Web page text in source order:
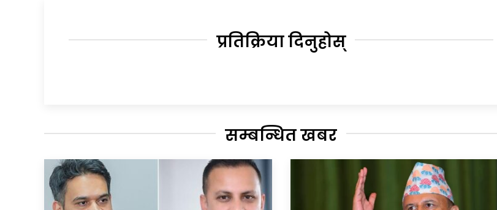
प्रतिक्रिया दिनुहोस्
सम्बन्धित खबर